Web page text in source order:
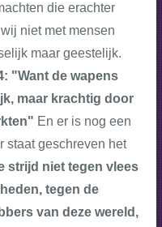
die erachter
niet met mensen
maar geestelijk.
"Want de wapens
maar krachtig door
En er is nog een
staat geschreven het
strijd niet tegen vlees
tegen de
van deze wereld,